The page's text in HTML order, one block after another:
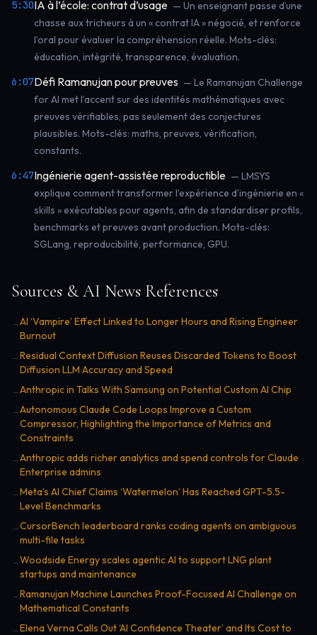
5:30IA à l’école: contrat d’usage — Un enseignant passe d’une
chasse aux tricheurs à un « contrat IA » négocié, et renforce
l’oral pour évaluer la compréhension réelle. Mots-clés:
éducation, intégrité, transparence, évaluation.
6:07Défi Ramanujan pour preuves — Le Ramanujan Challenge
for AI met l’accent sur des identités mathématiques avec
preuves vérifiables, pas seulement des conjectures
plausibles. Mots-clés: maths, preuves, vérification,
constants.
6:47Ingénierie agent-assistée reproductible — LMSYS
explique comment transformer l’expérience d’ingénierie en «
skills » exécutables pour agents, afin de standardiser profils,
benchmarks et preuves avant production. Mots-clés:
SGLang, reproducibilité, performance, GPU.
Sources & AI News References
→ AI ‘Vampire’ Effect Linked to Longer Hours and Rising Engineer
Burnout
→ Residual Context Diffusion Reuses Discarded Tokens to Boost
Diffusion LLM Accuracy and Speed
→ Anthropic in Talks With Samsung on Potential Custom AI Chip
→ Autonomous Claude Code Loops Improve a Custom
Compressor, Highlighting the Importance of Metrics and
Constraints
→ Anthropic adds richer analytics and spend controls for Claude
Enterprise admins
→ Meta’s AI Chief Claims ‘Watermelon’ Has Reached GPT-5.5-
Level Benchmarks
→ CursorBench leaderboard ranks coding agents on ambiguous
multi-file tasks
→ Woodside Energy scales agentic AI to support LNG plant
startups and maintenance
→ Ramanujan Machine Launches Proof-Focused AI Challenge on
Mathematical Constants
→ Elena Verna Calls Out ‘AI Confidence Theater’ and Its Cost to